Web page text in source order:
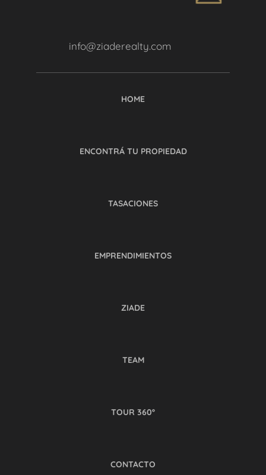
info@ziaderealty.com
HOME
ENCONTRÁ TU PROPIEDAD
TASACIONES
EMPRENDIMIENTOS
ZIADE
TEAM
TOUR 360º
CONTACTO